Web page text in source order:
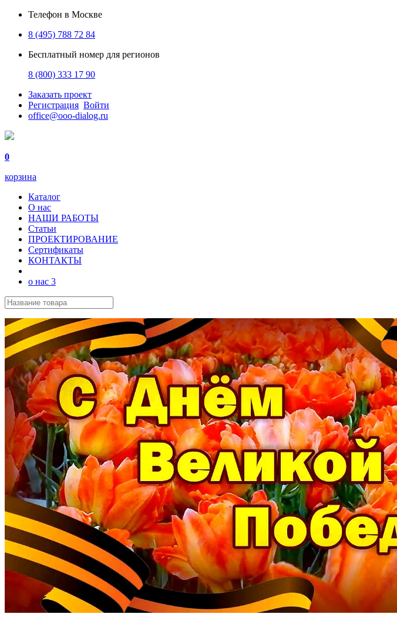
Телефон в Москве
8 (495) 788 72 84
Бесплатный номер для регионов
8 (800) 333 17 90
Заказать проект
Регистрация Войти
office@ooo-dialog.ru
0
корзина
Каталог
О нас
НАШИ РАБОТЫ
Статьи
ПРОЕКТИРОВАНИЕ
Сертификаты
КОНТАКТЫ
о нас 3